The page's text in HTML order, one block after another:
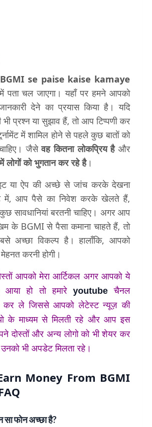
se paise kaise kamaye
पता चल जाएगा। यहाँ पर हमने आपको
देने का प्रयास किया है। यदि
प्रश्न या सुझाव हैं, तो आप टिप्पणी कर
में शामिल होने से पहले कुछ बातों को
जैसेवह कितना लोकप्रिय हैऔर
लोगों को भुगतान कर रहे है।
या ऐप की अच्छे से जांच करके देखना
में, आप पैसे का निवेश करके खेलते हैं,
सावधानियां बरतनी चाहिए। अगर आप
के BGMI से पैसा कमाना चाहते हैं, तो
अच्छा विकल्प है। हालाँकि, आपको
करनी होगी।
आपको मेरा आर्टिकल अगर आपको ये
हो तो हमारे
youtubeचैनल
कर ले जिससे आपको लेटेस्ट न्यूज़ की
के माध्यम से मिलती रहे और आप इस
दोस्तों और अन्य लोगो को भी शेयर कर
भी अपडेट मिलता रहे।
Money From BGMI
सा फोन अच्छा है?